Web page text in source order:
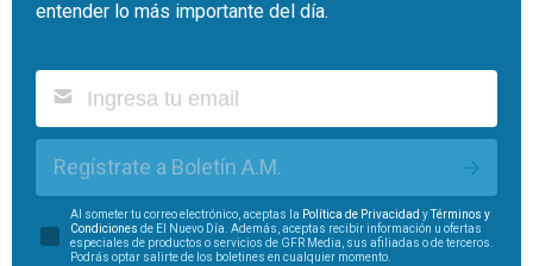
entender lo más importante del día.
Regístrate a Boletín A.M.
Al someter tu correo electrónico, aceptas la Política de Privacidad yTérminos y
Condiciones de El Nuevo Día. Además, aceptas recibir información u ofertas
especiales de productos o servicios de GFR Media, sus afiliadas o de terceros.
Podrás optar salirte de los boletines en cualquier momento.